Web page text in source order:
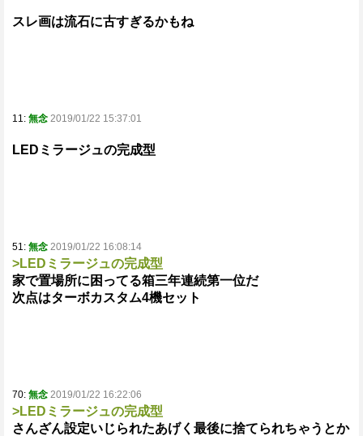
スレ画は流石に古すぎるかもね
11: 無念 2019/01/22 15:37:01
LEDミラージュの完成型
51: 無念 2019/01/22 16:08:14
>LEDミラージュの完成型
家で置場所に困ってる箱三年連続第一位だ
次点はターボカスタム4機セット
70: 無念 2019/01/22 16:22:06
>LEDミラージュの完成型
さんざん設定いじられたあげく最後に捨てられちゃうとか